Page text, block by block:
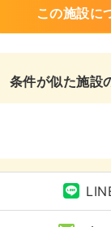
この施設に
条件が似た施設